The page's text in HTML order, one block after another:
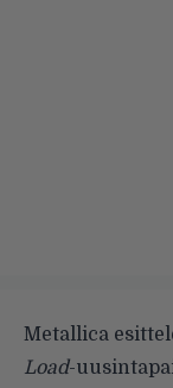
Metallica
Load-